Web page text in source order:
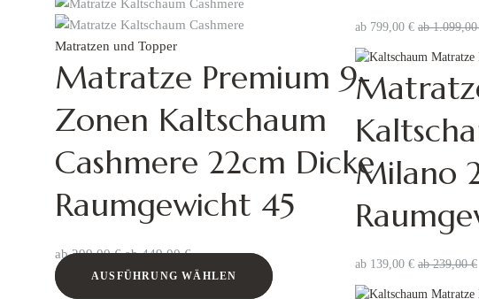
Matratzen und Topper
Matratze Premium 9-
Zonen Kaltschaum
Cashmere 22cm Dicke
Raumgewicht 45
ab299,00€ ab449,00€
AUSFÜHRUNG WÄHLEN
ab 799,00 € ab
Milano
ab 139,00 € ab239,00€